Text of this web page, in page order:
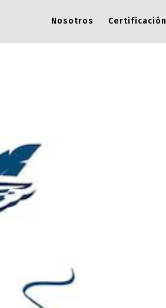
Nosotros Certificación